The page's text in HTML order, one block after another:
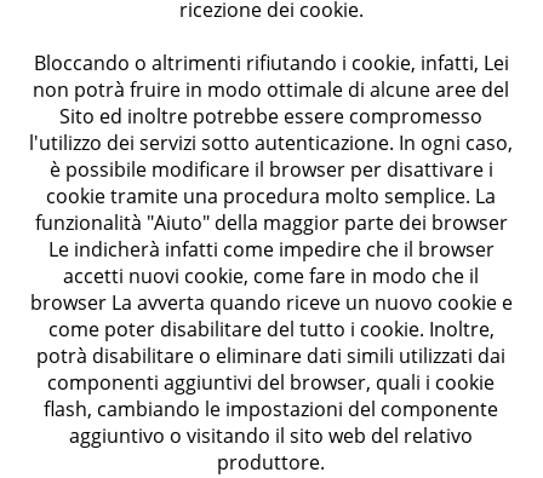
ricezione dei cookie.
Bloccando o altrimenti rifiutando i cookie, infatti, Lei
non potrà fruire in modo ottimale di alcune aree del
Sito ed inoltre potrebbe essere compromesso
l'utilizzo dei servizi sotto autenticazione. In ogni caso,
è possibile modificare il browser per disattivare i
cookie tramite una procedura molto semplice. La
funzionalità "Aiuto" della maggior parte dei browser
Le indicherà infatti come impedire che il browser
accetti nuovi cookie, come fare in modo che il
browser La avverta quando riceve un nuovo cookie e
come poter disabilitare del tutto i cookie. Inoltre,
potrà disabilitare o eliminare dati simili utilizzati dai
componenti aggiuntivi del browser, quali i cookie
flash, cambiando le impostazioni del componente
aggiuntivo o visitando il sito web del relativo
produttore.